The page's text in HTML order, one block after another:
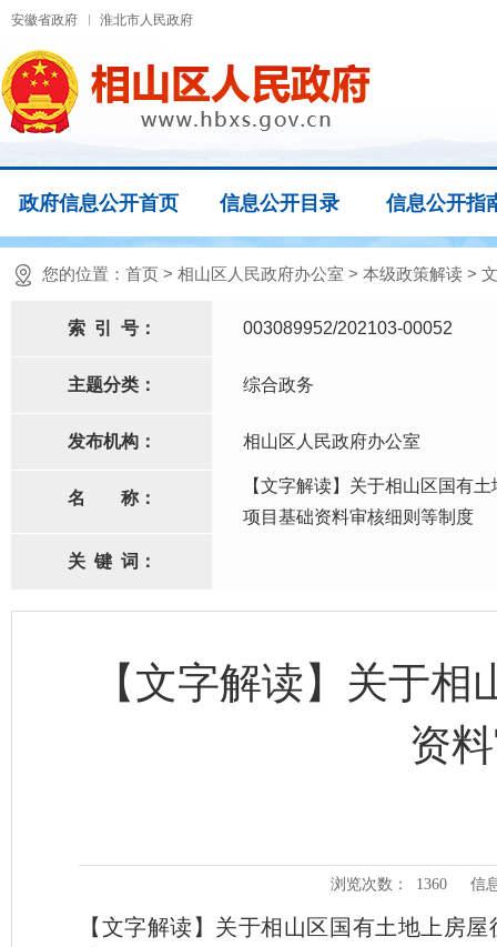
安徽省政府 淮北市人民政府
政府信息公开首页 信息公开目录 信息公开指
您的位置： 首页 > 相山区人民政府办公室 > 本级政策解读 >
索 引 号： 003089952/202103-00052
主题分类： 综合政务
发布机构： 相山区人民政府办公室
名 称：
【文字解读】关于相山区国有
项目基础资料审核细则等制度
关 键 词：
【文字解读】关于
资
浏览次数： 1360 信
【文字解读】关于相山区国有土地上房